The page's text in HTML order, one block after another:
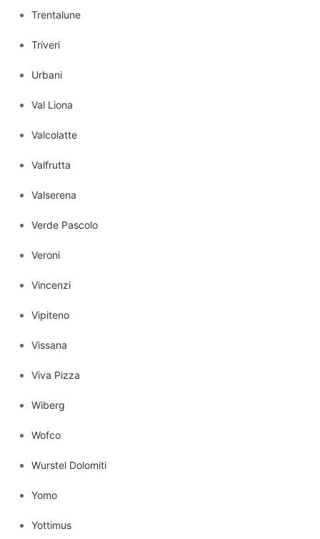
Trentalune
Triveri
Urbani
Val Liona
Valcolatte
Valfrutta
Valserena
Verde Pascolo
Veroni
Vincenzi
Vipiteno
Vissana
Viva Pizza
Wiberg
Wofco
Wurstel Dolomiti
Yomo
Yottimus